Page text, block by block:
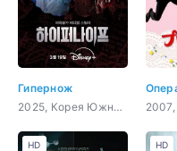
Гипернож
2025, Корея Южная, триллер, криминал, драма, медицина
HD HD